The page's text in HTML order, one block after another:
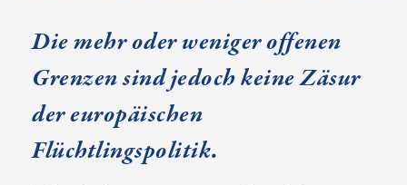
Die mehr oder weniger offenen
Grenzen sind jedoch keine Zäsur
der europäischen
Flüchtlingspolitik.